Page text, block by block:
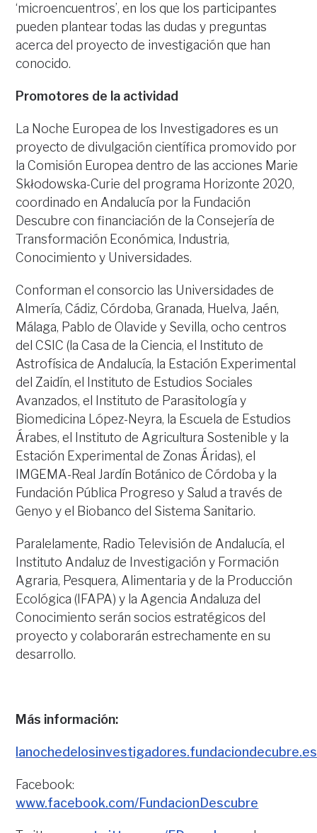
‘microencuentros’, en los que los participantes
pueden plantear todas las dudas y preguntas
acerca del proyecto de investigación que han
conocido.
Promotores de la actividad
La Noche Europea de los Investigadores es un
proyecto de divulgación científica promovido por
la Comisión Europea dentro de las acciones Marie
Skłodowska-Curie del programa Horizonte 2020,
coordinado en Andalucía por la Fundación
Descubre con financiación de la Consejería de
Transformación Económica, Industria,
Conocimiento y Universidades.
Conforman el consorcio las Universidades de
Almería, Cádiz, Córdoba, Granada, Huelva, Jaén,
Málaga, Pablo de Olavide y Sevilla, ocho centros
del CSIC (la Casa de la Ciencia, el Instituto de
Astrofísica de Andalucía, la Estación Experimental
del Zaidín, el Instituto de Estudios Sociales
Avanzados, el Instituto de Parasitología y
Biomedicina López-Neyra, la Escuela de Estudios
Árabes, el Instituto de Agricultura Sostenible y la
Estación Experimental de Zonas Áridas), el
IMGEMA-Real Jardín Botánico de Córdoba y la
Fundación Pública Progreso y Salud a través de
Genyo y el Biobanco del Sistema Sanitario.
Paralelamente, Radio Televisión de Andalucía, el
Instituto Andaluz de Investigación y Formación
Agraria, Pesquera, Alimentaria y de la Producción
Ecológica (IFAPA) y la Agencia Andaluza del
Conocimiento serán socios estratégicos del
proyecto y colaborarán estrechamente en su
desarrollo.
Más información:
lanochedelosinvestigadores.fundaciondecubre.es
Facebook:
www.facebook.com/FundacionDescubre